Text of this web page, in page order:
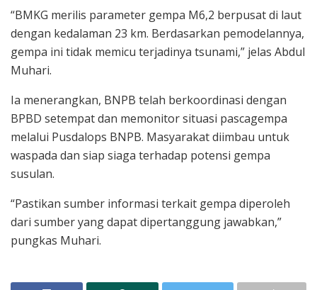
“BMKG merilis parameter gempa M6,2 berpusat di laut
dengan kedalaman 23 km. Berdasarkan pemodelannya,
gempa ini tidak memicu terjadinya tsunami,” jelas Abdul
Muhari.
Ia menerangkan, BNPB telah berkoordinasi dengan
BPBD setempat dan memonitor situasi pascagempa
melalui Pusdalops BNPB. Masyarakat diimbau untuk
waspada dan siap siaga terhadap potensi gempa
susulan.
“Pastikan sumber informasi terkait gempa diperoleh
dari sumber yang dapat dipertanggung jawabkan,”
pungkas Muhari.